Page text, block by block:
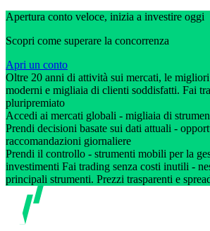
Apertura conto veloce, inizia a investire oggi
Scopri come superare la concorrenza
Apri un conto
Oltre 20 anni di attività sui mercati, le
moderni e migliaia di clienti soddisfatti. Fai
pluripremiato
Accedi ai mercati globali - migliaia di
Prendi decisioni basate sui dati attuali -
raccomandazioni giornaliere
Prendi il controllo - strumenti mobili per la
investimenti Fai trading senza costi inutili -
principali strumenti. Prezzi trasparenti e